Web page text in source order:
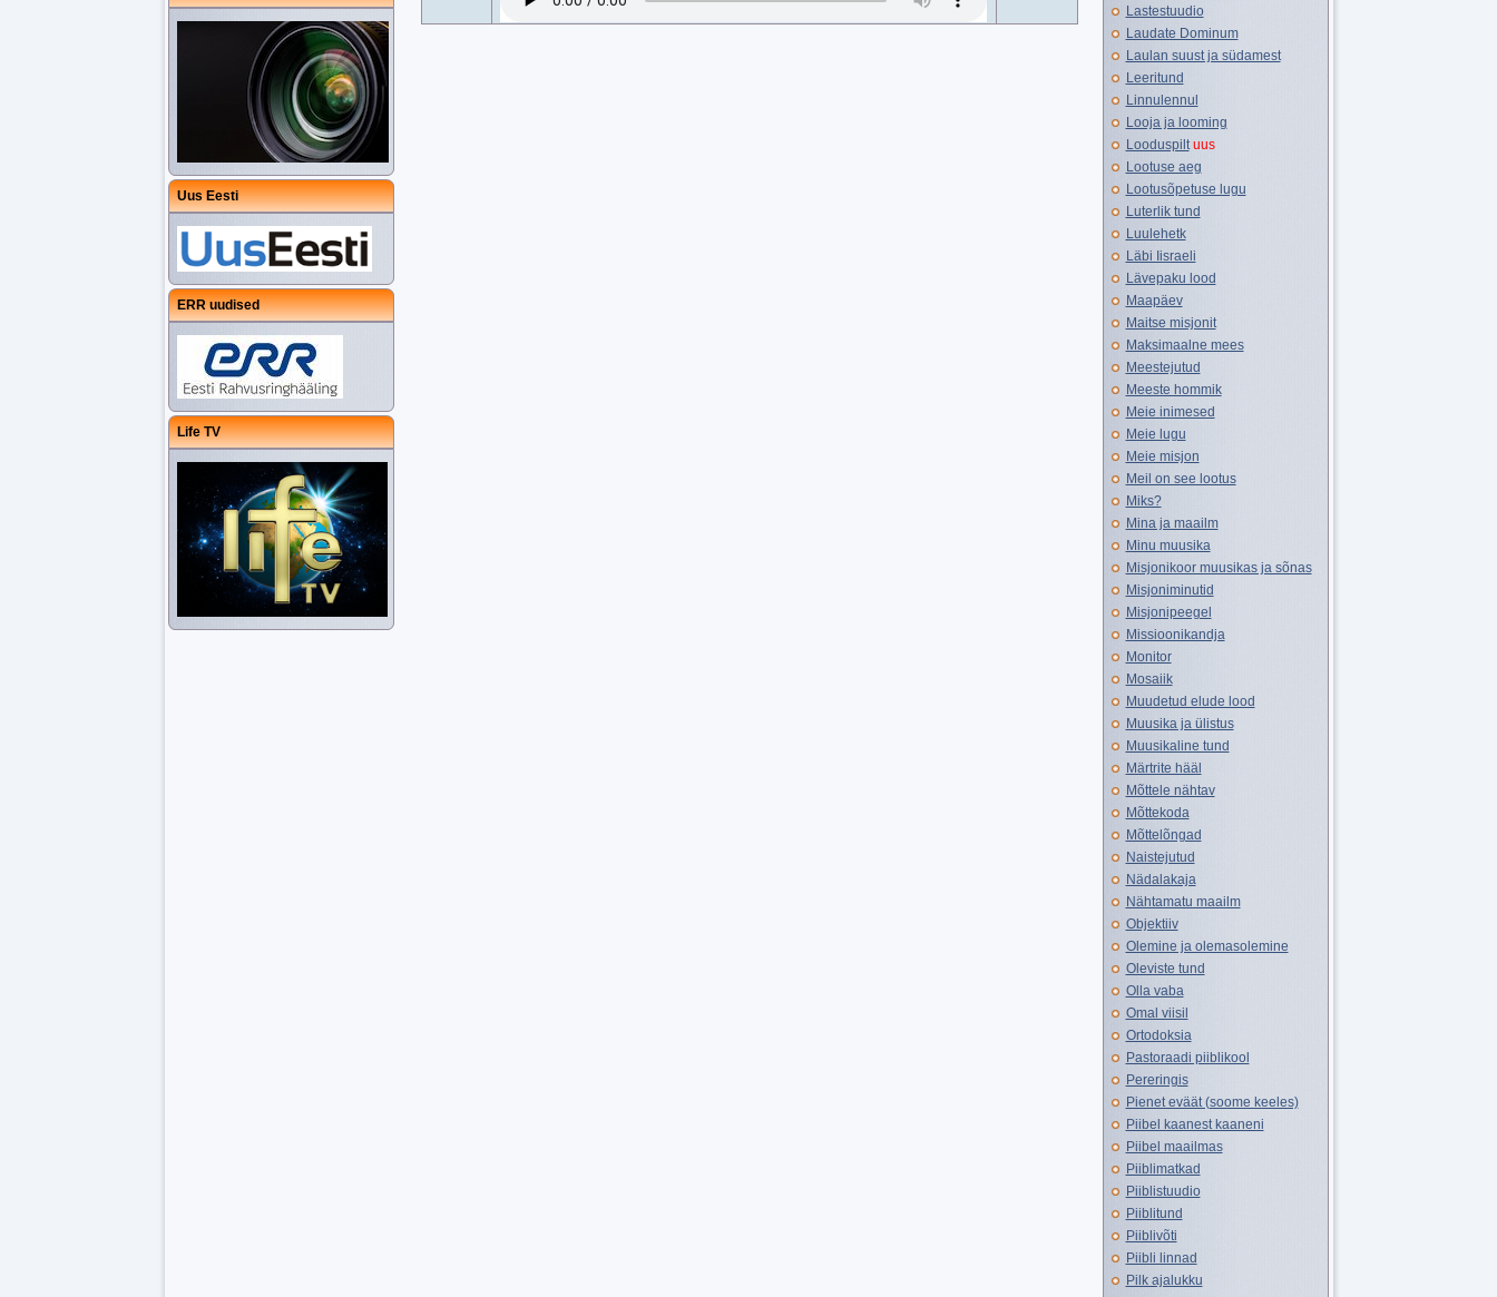
Uus Eesti
ERR uudised
Life TV
Lastestuudio
Laudate Dominum
Laulan suust ja südamest
Leeritund
Linnulennul
Looja ja looming
Looduspilt uus
Lootuse aeg
Lootusõpetuse lugu
Luterlik tund
Luulehetk
Läbi Iisraeli
Lävepaku lood
Maapäev
Maitse misjonit
Maksimaalne mees
Meestejutud
Meeste hommik
Meie inimesed
Meie lugu
Meie misjon
Meil on see lootus
Miks?
Mina ja maailm
Minu muusika
Misjonikoor muusikas ja sõnas
Misjoniminutid
Misjonipeegel
Missioonikandja
Monitor
Mosaiik
Muudetud elude lood
Muusika ja ülistus
Muusikaline tund
Märtrite hääl
Mõttele nähtav
Mõttekoda
Mõttelõngad
Naistejutud
Nädalakaja
Nähtamatu maailm
Objektiiv
Olemine ja olemasolemine
Oleviste tund
Olla vaba
Omal viisil
Ortodoksia
Pastoraadi piiblikool
Pereringis
Pienet eväät (soome keeles)
Piibel kaanest kaaneni
Piibel maailmas
Piiblimatkad
Piiblistuudio
Piiblitund
Piiblivõti
Piibli linnad
Pilk ajalukku